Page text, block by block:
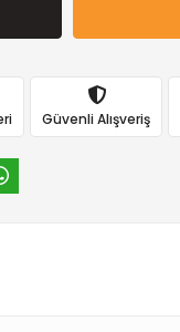
Güvenli Alışveriş